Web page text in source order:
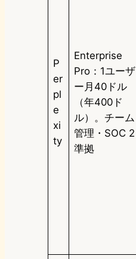
P
er
pl
e
xi
ty
Enterprise
Pro：1ユーザ
ー月40ドル
（年400ド
ル）。チーム
管理・SOC 2
準拠